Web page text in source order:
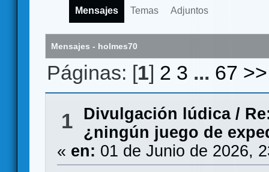
Mensajes Temas Adjuntos
Mensajes - holmes70
Páginas: [1] 2 3 ... 67 >>
1 Divulgación lúdica/
¿ningún juego de
« en: 01 de Junio de 2026,